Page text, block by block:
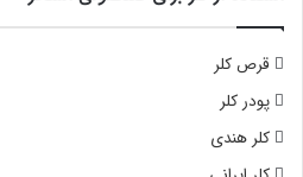
قرص کلر
پودر کلر
کلر هندی